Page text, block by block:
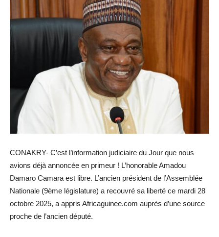
CONAKRY- C’est l’information judiciaire du Jour que nous
avions déjà annoncée en primeur ! L’honorable Amadou
Damaro Camara est libre. L’ancien président de l’Assemblée
Nationale (9ème législature) a recouvré sa liberté ce mardi 28
octobre 2025, a appris Africaguinee.com auprès d’une source
proche de l’ancien député.